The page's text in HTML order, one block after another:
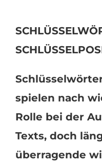
spielen nach
Rolle bei der
Texts, doch
überragende